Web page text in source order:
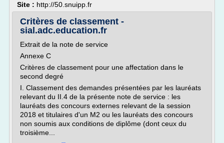
Site : http://50.snuipp.fr
Critères de classement -
sial.adc.education.fr
Extrait de la note de service
Annexe C
Critères de classement pour une affectation dans le
second degré
I. Classement des demandes présentées par les lauréats
relevant du II.4 de la présente note de service : les
lauréats des concours externes relevant de la session
2018 et titulaires d'un M2 ou les lauréats des concours
non soumis aux conditions de diplôme (dont ceux du
troisième...